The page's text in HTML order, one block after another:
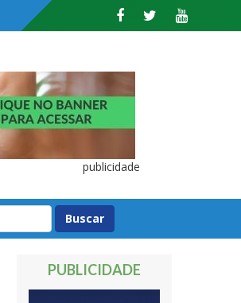
publicidade
PUBLICIDADE